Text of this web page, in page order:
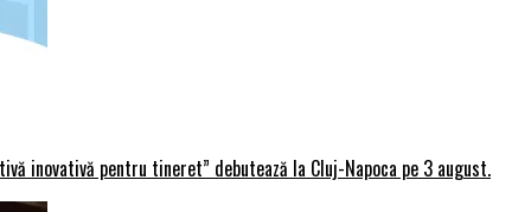
inovativă pentru tineret” debutează la Cluj-Napoca pe 3 august.